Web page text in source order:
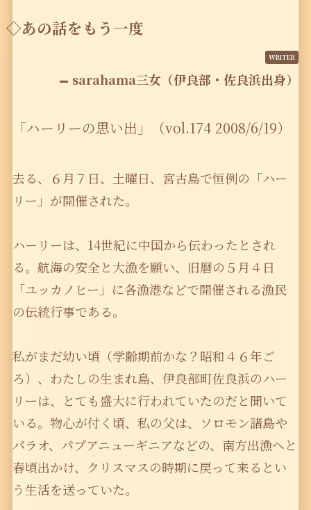
◇あの話をもう一度
sarahama三女（伊良部・佐良浜出身）
「ハーリーの思い出」（vol.174 2008/6/19）
去る、６月７日、土曜日、宮古島で恒例の「ハー
リー」が開催された。
ハーリーは、14世紀に中国から伝わったとされ
る。航海の安全と大漁を願い、旧暦の５月４日
「ユッカノヒー」に各漁港などで開催される漁民
の伝統行事である。
私がまだ幼い頃（学齢期前かな？昭和４６年ご
ろ）、わたしの生まれ島、伊良部町佐良浜のハー
リーは、とても盛大に行われていたのだと聞いて
いる。物心が付く頃、私の父は、ソロモン諸島や
パラオ、パプアニューギニアなどの、南方出漁へと
春頃出かけ、クリスマスの時期に戻って来るとい
う生活を送っていた。